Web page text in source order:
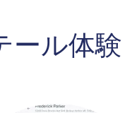
ール体験